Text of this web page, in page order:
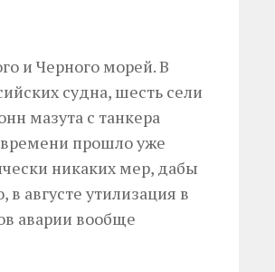
и Черного морей. В
судна, шесть сели
мазута с танкера
времени прошло уже
никаких мер, дабы
августе утилизация в
аварии вообще